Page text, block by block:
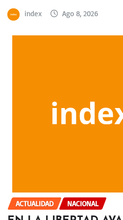
index Ago 8, 2026
ACTUALIDAD NACIONAL